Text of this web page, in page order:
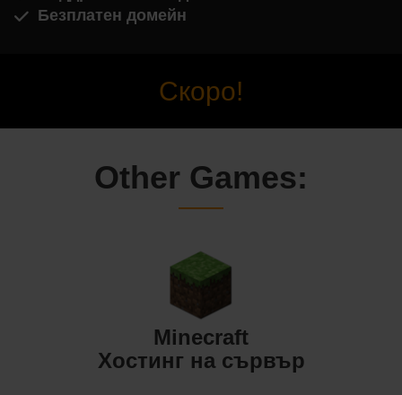
Безплатен домейн
Скоро!
Other Games:
Minecraft
Хостинг на сървър